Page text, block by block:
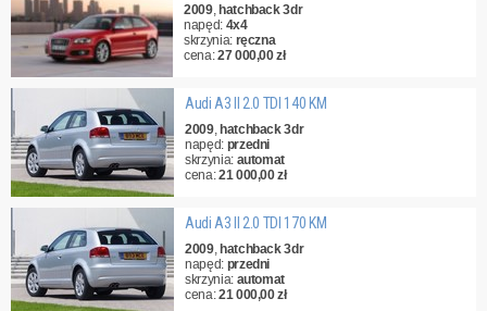
2009, hatchback 3dr
napęd: 4x4
skrzynia: ręczna
cena:27 000,00 zł
Audi A3 II 2.0 TDI 140 KM
2009, hatchback 3dr
napęd: przedni
skrzynia: automat
cena:21 000,00 zł
Audi A3 II 2.0 TDI 170 KM
2009, hatchback 3dr
napęd: przedni
skrzynia: automat
cena:21 000,00 zł